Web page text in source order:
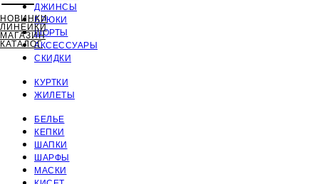
НОВИНКИ
ЛИНЕЙКИ
МАГАЗИН
КАТАЛОГ
ДЖИНСЫ
БРЮКИ
ШОРТЫ
АКСЕССУАРЫ
СКИДКИ
КУРТКИ
ЖИЛЕТЫ
БЕЛЬЕ
КЕПКИ
ШАПКИ
ШАРФЫ
МАСКИ